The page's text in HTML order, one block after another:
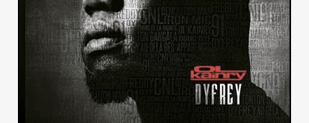
Publicidad
Contacto
Aviso Legal
© 2015-2022 UMOMAG. PROPIEDAD DE UMO agency. TODOS LOS
DERECHOS RESERVADOS.